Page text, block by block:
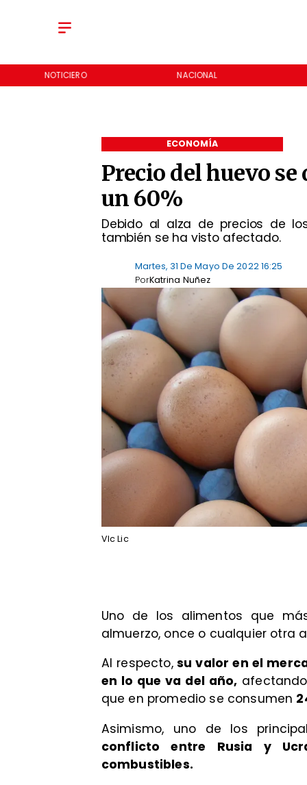
NOTICIERO NACIONAL
Precio del huevo
un 60%
Debido al alza de precios de
también se ha visto afectado.
ECONOMÍA
Martes, 31 De Mayo De 2022 16:25
Katrina Nuñez
Por
VIc Lic
Uno de los alimentos que
almuerzo, once o cualquier otra
Al respecto,su valor en el
en lo que va del año,
que en promedio se consumen
Asimismo, uno de los
conflicto entre Rusia y
combustibles.